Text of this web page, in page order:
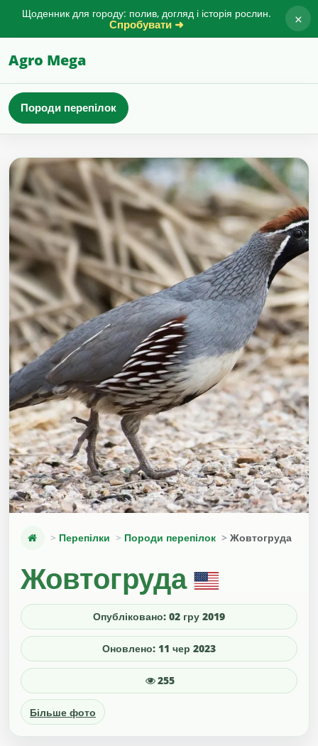
Щоденник для городу: полив, догляд і історія рослин.
Спробувати ➜ ×
Agro Mega
Породи перепілок
Перепілки Породи перепілок Жовтогруда
Жовтогруда
Опубліковано: 02 гру 2019
Оновлено: 11 чер 2023
255
Більше фото